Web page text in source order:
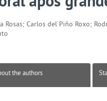
Rosas; Carlos del Piño Roxo;
the authors